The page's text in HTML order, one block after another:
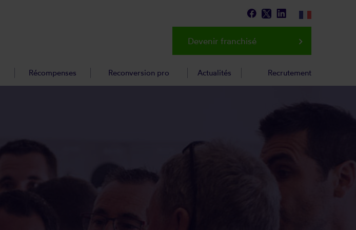
Devenir franchisé keyboard_arrow_right
Récompenses Reconversion pro Actualités Recrutement